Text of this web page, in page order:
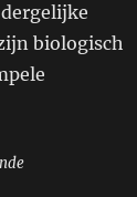
biologisch